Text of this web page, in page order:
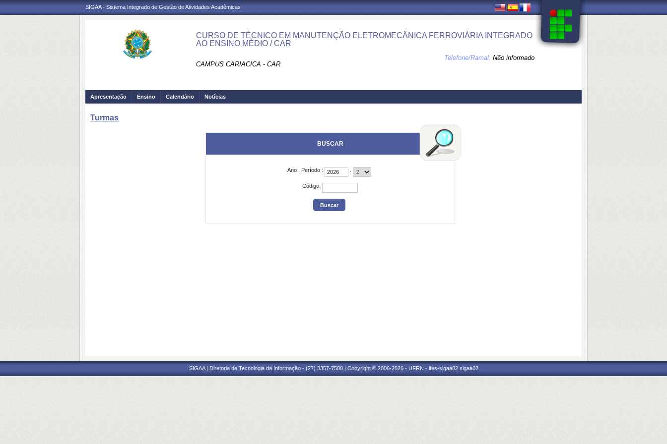
SIGAA - Sistema Integrado de Gestão de Atividades Acadêmicas
CURSO DE TÉCNICO EM MANUTENÇÃO ELETROMECÂNICA FERROVIÁRIA INTEGRADO
AO ENSINO MÉDIO / CAR
CAMPUS CARIACICA - CAR
Telefone/Ramal: Não informado
Apresentação Ensino Calendário Notícias
Turmas
BUSCAR
Ano Período :
Código:
SIGAA | Diretoria de Tecnologia da Informação - (27) 3357-7500 | Copyright © 2006-2026 - UFRN - ifes-sigaa02.sigaa02